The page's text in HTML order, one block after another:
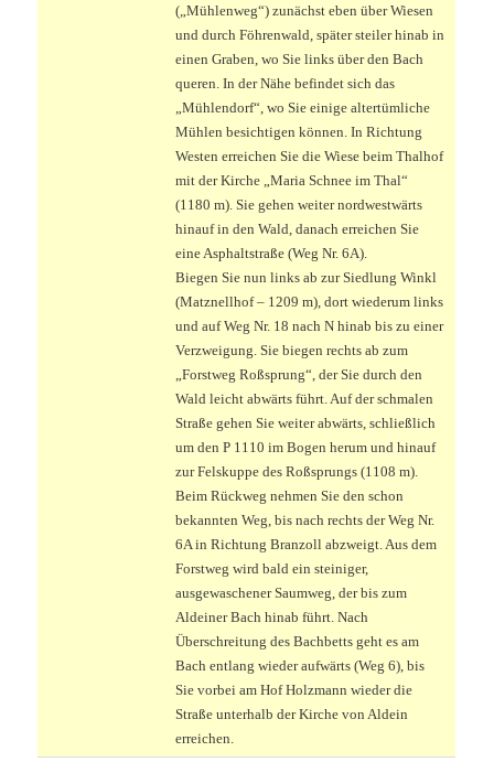
(„Mühlenweg“) zunächst eben über Wiesen
und durch Föhrenwald, später steiler hinab in
einen Graben, wo Sie links über den Bach
queren. In der Nähe befindet sich das
„Mühlendorf“, wo Sie einige altertümliche
Mühlen besichtigen können. In Richtung
Westen erreichen Sie die Wiese beim Thalhof
mit der Kirche „Maria Schnee im Thal“
(1180 m). Sie gehen weiter nordwestwärts
hinauf in den Wald, danach erreichen Sie
eine Asphaltstraße (Weg Nr. 6A).
Biegen Sie nun links ab zur Siedlung Winkl
(Matznellhof – 1209 m), dort wiederum links
und auf Weg Nr. 18 nach N hinab bis zu einer
Verzweigung. Sie biegen rechts ab zum
„Forstweg Roßsprung“, der Sie durch den
Wald leicht abwärts führt. Auf der schmalen
Straße gehen Sie weiter abwärts, schließlich
um den P 1110 im Bogen herum und hinauf
zur Felskuppe des Roßsprungs (1108 m).
Beim Rückweg nehmen Sie den schon
bekannten Weg, bis nach rechts der Weg Nr.
6A in Richtung Branzoll abzweigt. Aus dem
Forstweg wird bald ein steiniger,
ausgewaschener Saumweg, der bis zum
Aldeiner Bach hinab führt. Nach
Überschreitung des Bachbetts geht es am
Bach entlang wieder aufwärts (Weg 6), bis
Sie vorbei am Hof Holzmann wieder die
Straße unterhalb der Kirche von Aldein
erreichen.